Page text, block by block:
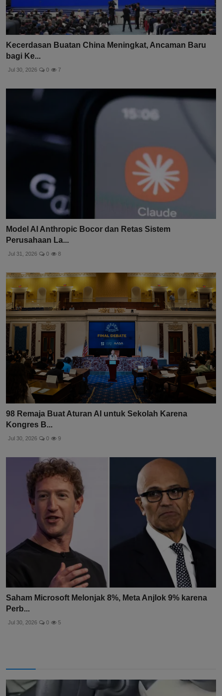
Kecerdasan Buatan China Meningkat, Ancaman Baru
bagi Ke...
Jul 30, 2026 0 7
Model AI Anthropic Bocor dan Retas Sistem
Perusahaan La...
Jul 31, 2026 0 8
98 Remaja Buat Aturan AI untuk Sekolah Karena
Kongres B...
Jul 30, 2026 0 9
Saham Microsoft Melonjak 8%, Meta Anjlok 9% karena
Perb...
Jul 30, 2026 0 5